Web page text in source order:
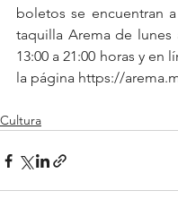
boletos se encuentran
taquilla Arema de
13:00 a 21:00 horas y en
la página https://
Cultura